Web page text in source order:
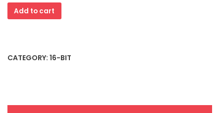
Terratec
Promedia
ISA
quantity
Add to cart
CATEGORY: 16-BIT